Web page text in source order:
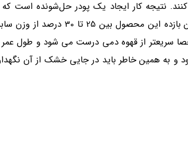
نتیجه کار ایجاد یک پودر حل‌شونده است
وجود می آورد. میانگین بازده
از قهوه دمی درست می شود و طول عمر
به همین خاطر باید در جایی خشک از آن